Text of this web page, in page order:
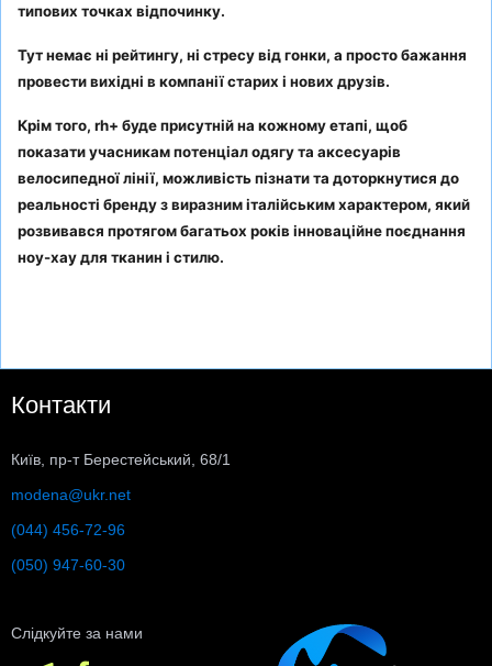
типових точках відпочинку.
Тут немає ні рейтингу, ні стресу від гонки, а просто бажання
провести вихідні в компанії старих і нових друзів.
Крім того, rh+ буде присутній на кожному етапі, щоб
показати учасникам потенціал одягу та аксесуарів
велосипедної лінії, можливість пізнати та доторкнутися до
реальності бренду з виразним італійським характером, який
розвивався протягом багатьох років інноваційне поєднання
ноу-хау для тканин і стилю.
Контакти
Київ, пр-т Берестейський, 68/1
modena@ukr.net
(044) 456-72-96
(050) 947-60-30
Слідкуйте за нами